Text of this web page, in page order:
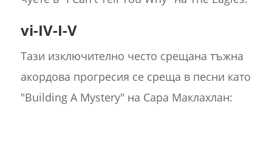
vi-IV-I-V
Тази изключително често срещана тъжна
акордова прогресия се среща в песни като
"Building A Mystery" на Сара Маклахлан: